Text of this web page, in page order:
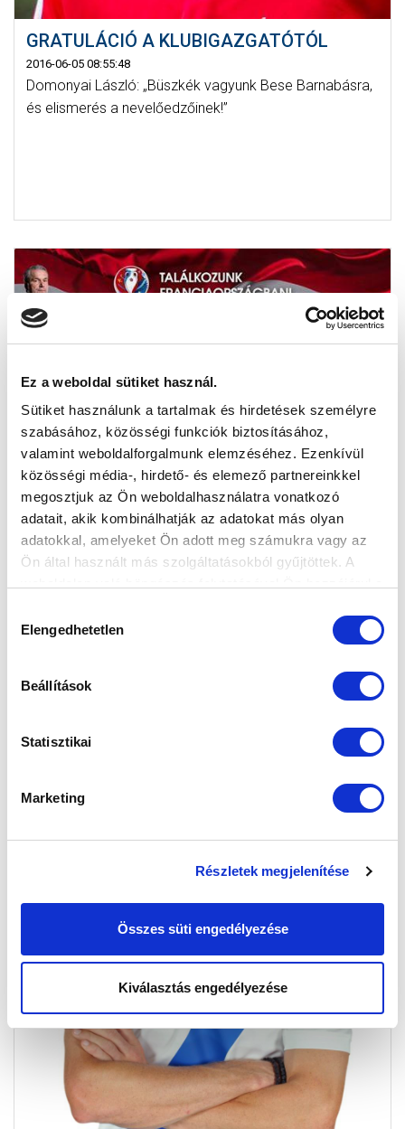
Ez a weboldal sütiket használ.
Sütiket használunk a tartalmak és hirdetések személyre
szabásához, közösségi funkciók biztosításához,
valamint weboldalforgalmunk elemzéséhez. Ezenkívül
közösségi média-, hirdető- és elemező partnereinkkel
megosztjuk az Ön weboldalhasználatra vonatkozó
adatait, akik kombinálhatják az adatokat más olyan
adatokkal, amelyeket Ön adott meg számukra vagy az
Ön által használt más szolgáltatásokból gyűjtöttek. A
kiválasztása
Elengedhetetlen
Beállítások
Statisztikai
Marketing
Részletek megjelenítése
Összes süti engedélyezése
Kiválasztás engedélyezése
GRATULÁCIÓ A KLUBIGAZGATÓTÓL
2016-06-05 08:55:48
Domonyai László: „Büszkék vagyunk Bese Barnabásra,
és elismerés a nevelőedzőinek!”
ÖT MTK-NEVELÉSŰ JÁTÉKOS IS AZ EB-
KERETBEN
2016-05-31 17:56:30
Négy Sándor Károly akadémista, és egy volt MTK-s is
szóhoz juthat Franciaországban.